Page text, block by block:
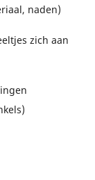
naden)
zich aan